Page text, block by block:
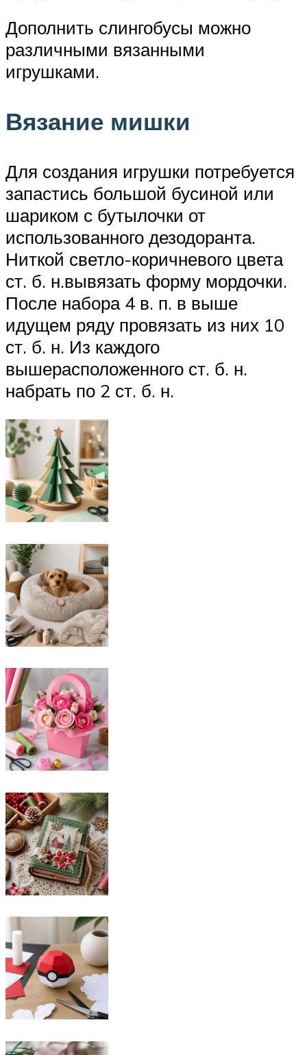
Дополнить слингобусы можно
различными вязанными
игрушками.
Вязание мишки
Для создания игрушки потребуется
запастись большой бусиной или
шариком с бутылочки от
использованного дезодоранта.
Ниткой светло-коричневого цвета
ст. б. н.вывязать форму мордочки.
После набора 4 в. п. в выше
идущем ряду провязать из них 10
ст. б. н. Из каждого
вышерасположенного ст. б. н.
набрать по 2 ст. б. н.